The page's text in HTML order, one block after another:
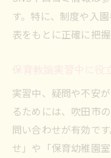
す。特に、制度や入
表をもとに正確に把握
保育教諭実習中に役
実習中、疑問や不安
るためには、吹田市
問い合わせが有効で
せ」や「保育幼稚園